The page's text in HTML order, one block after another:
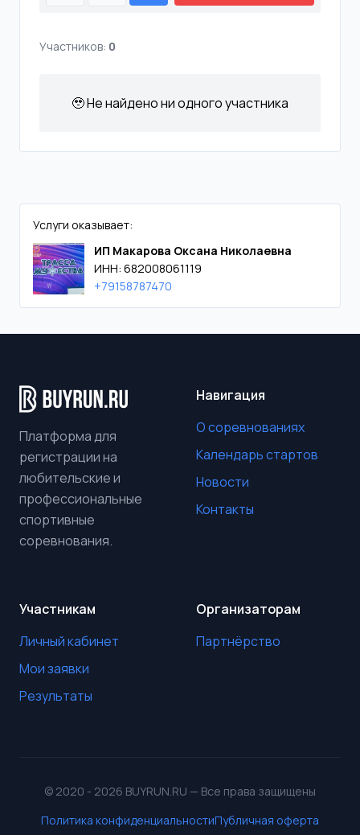
Участников: 0
🥹 Не найдено ни одного участника
Услуги оказывает:
ИП Макарова Оксана Николаевна
ИНН: 682008061119
+79158787470
Платформа для
регистрации на
любительские и
профессиональные
спортивные
соревнования.
Навигация
О соревнованиях
Календарь стартов
Новости
Контакты
Участникам
Личный кабинет
Мои заявки
Результаты
Организаторам
Партнёрство
© 2020 - 2026 BUYRUN.RU — Все права защищены
Политика конфиденциальностиПубличная оферта